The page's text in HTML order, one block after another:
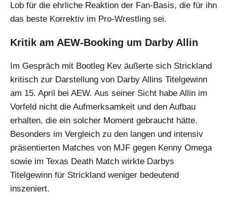
Lob für die ehrliche Reaktion der Fan-Basis, die für ihn
das beste Korrektiv im Pro-Wrestling sei.
Kritik am AEW-Booking um Darby Allin
Im Gespräch mit Bootleg Kev äußerte sich Strickland
kritisch zur Darstellung von Darby Allins Titelgewinn
am 15. April bei AEW. Aus seiner Sicht habe Allin im
Vorfeld nicht die Aufmerksamkeit und den Aufbau
erhalten, die ein solcher Moment gebraucht hätte.
Besonders im Vergleich zu den langen und intensiv
präsentierten Matches von MJF gegen Kenny Omega
sowie im Texas Death Match wirkte Darbys
Titelgewinn für Strickland weniger bedeutend
inszeniert.